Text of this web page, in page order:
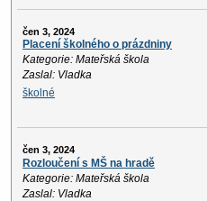
čen 3, 2024
Placení školného o prázdniny
Kategorie: Mateřská škola
Zaslal: Vladka
školné
čen 3, 2024
Rozloučení s MŠ na hradě
Kategorie: Mateřská škola
Zaslal: Vladka